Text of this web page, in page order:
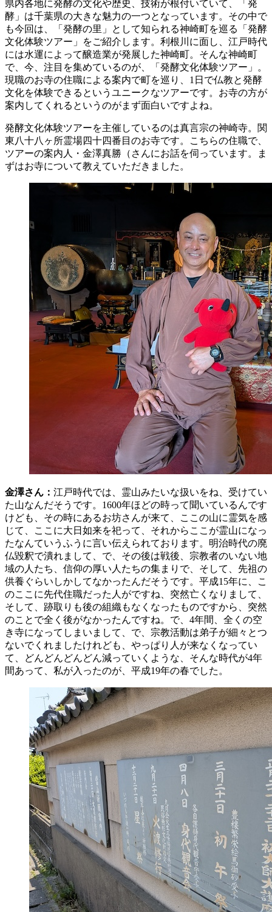
県内各地に発酵の文化や歴史、技術が根付いていて、「発
酵」は千葉県の大きな魅力の一つとなっています。その中で
も今回は、「発酵の里」として知られる神崎町を巡る「発酵
文化体験ツアー」をご紹介します。利根川に面し、江戸時代
には水運によって醸造業が発展した神崎町。そんな神崎町
で、今、注目を集めているのが、「発酵文化体験ツアー」。
現職のお寺の住職による案内で町を巡り、1日で仏教と発酵
文化を体験できるというユニークなツアーです。お寺の方が
案内してくれるというのがまず面白いですよね。
発酵文化体験ツアーを主催しているのは真言宗の神崎寺。関
東八十八ヶ所霊場四十四番目のお寺です。こちらの住職で、
ツアーの案内人・金澤真勝（さんにお話を伺っています。ま
ずはお寺について教えていただきました。
金澤さん： 江戸時代では、霊山みたいな扱いをね、受けてい
た山なんだそうです。1600年ほどの時って聞いているんです
けども、その時にあるお坊さんが来て、ここの山に霊気を感
じて、ここに大日如来を祀って、それからここが霊山になっ
たなんていうふうに言い伝えられております。明治時代の廃
仏毀釈で潰れまして、で、その後は戦後、宗教者のいない地
域の人たち、信仰の厚い人たちの集まりで、そして、先祖の
供養ぐらいしかしてなかったんだそうです。平成15年に、こ
のここに先代住職だった人がですね、突然亡くなりまして、
そして、跡取りも後の組織もなくなったものですから、突然
のことで全く後がなかったんですね。で、4年間、全くの空
き寺になってしまいまして、で、宗教活動は弟子が細々とつ
ないでくれましたけれども、やっぱり人が来なくなってい
て、どんどんどんどん減っていくような、そんな時代が4年
間あって、私が入ったのが、平成19年の春でした。